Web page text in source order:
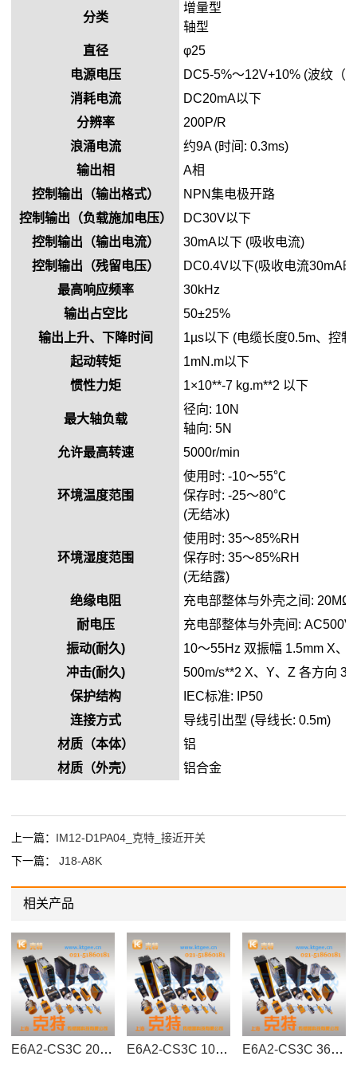
分类
增量型
轴型
直径
φ25
电源电压
DC5-5%～12V+10% (波纹（
消耗电流
DC20mA以下
分辨率
200P/R
浪涌电流
约9A (时间: 0.3ms)
输出相
A相
控制输出（输出格式）
NPN集电极开路
控制输出（负载施加电压）
DC30V以下
控制输出（输出电流）
30mA以下 (吸收电流)
控制输出（残留电压）
DC0.4V以下(吸收电流30mA
最高响应频率
30kHz
输出占空比
50±25%
输出上升、下降时间
1µs以下 (电缆长度0.5m、控
起动转矩
1mN.m以下
惯性力矩
1×10**-7 kg.m**2 以下
最大轴负载
径向: 10N
轴向: 5N
允许最高转速
5000r/min
环境温度范围
使用时: -10～55℃
保存时: -25～80℃
(无结冰)
环境湿度范围
使用时: 35～85%RH
保存时: 35～85%RH
(无结露)
绝缘电阻
充电部整体与外壳之间:
耐电压
充电部整体与外壳间:
振动(耐久)
10～55Hz 双振幅 1.5mm X、
冲击(耐久)
500m/s**2 X、Y、Z 各方向 3
保护结构
IEC标准: IP50
连接方式
导线引出型 (导线长: 0.5m)
材质（本体）
铝
材质（外壳）
铝合金
上一篇： IM12-D1PA04_克特_接近开关
下一篇： J18-A8K
相关产品
E6A2-CS3C 200P/R E6A2-CS3C 10P/R E6A2-CS3C 360P/R